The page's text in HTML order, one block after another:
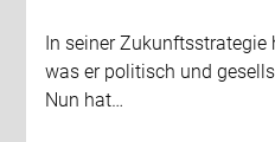
In seiner Zukunftsstrategie
was er politisch und
Nun hat…